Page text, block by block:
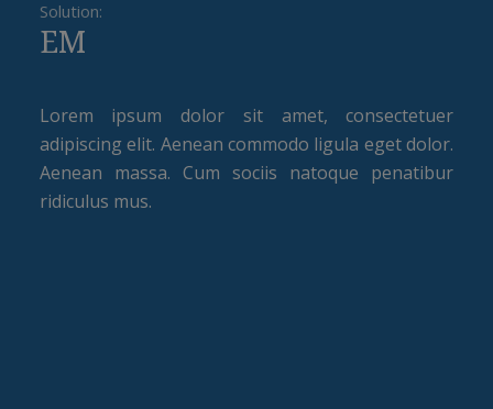
Solution:
EM
Lorem ipsum dolor sit amet, consectetuer
adipiscing elit. Aenean commodo ligula eget dolor.
Aenean massa. Cum sociis natoque penatibur
ridiculus mus.